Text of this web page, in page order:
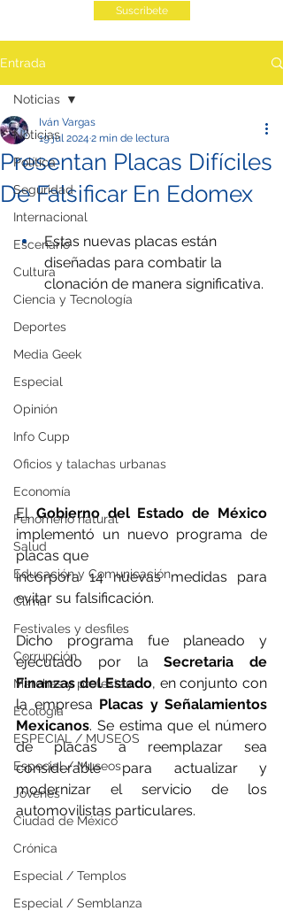
Suscribete
Entrada
Noticias
Política
Seguridad
Internacional
Escenario
Cultura
Ciencia y Tecnología
Deportes
Media Geek
Especial
Opinión
Info Cupp
Oficios y talachas urbanas
Economía
Fenómeno natural
Salud
Educación y Comunicación
Clima
Festivales y desfiles
Corrupción
Marchas y protestas
Ecología
ESPECIAL / MUSEOS
Especial / Museos
Jóvenes
Ciudad de México
Crónica
Especial / Templos
Especial / Semblanza
Noticias
Presentan Placas Difíciles
De Falsificar En Edomex
Iván Vargas
19 jul 2024 2 min de lectura
Estas nuevas placas están
diseñadas para combatir la
clonación de manera significativa.
El Gobierno del Estado de México
implementó un nuevo programa de
placas que
incorpora 14 nuevas medidas para
evitar su falsificación.
Dicho programa fue planeado y
ejecutado por la Secretaria de
Finanzas del Estado, en conjunto con
la empresa Placas y Señalamientos
Mexicanos. Se estima que el número
de placas a reemplazar sea
considerable para actualizar y
modernizar el servicio de los
automovilistas particulares.